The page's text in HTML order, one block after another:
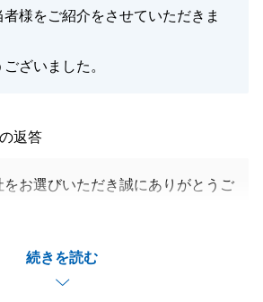
様をご紹介をさせていただきま
ざいました。
続きを読む
返答
をお選びいただき誠にありがとうご
葉をいただき、大変嬉しく思いま